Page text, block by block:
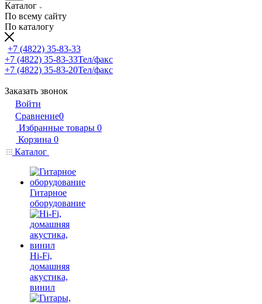
Каталог
По всему сайту
По каталогу
+7 (4822) 35-83-33
+7 (4822) 35-83-33Тел/факс
+7 (4822) 35-83-20Тел/факс
Заказать звонок
Войти
Сравнение0
Избранные товары 0
Корзина 0
Каталог
Гитарное
оборудование
Hi-Fi,
домашняя
акустика,
винил